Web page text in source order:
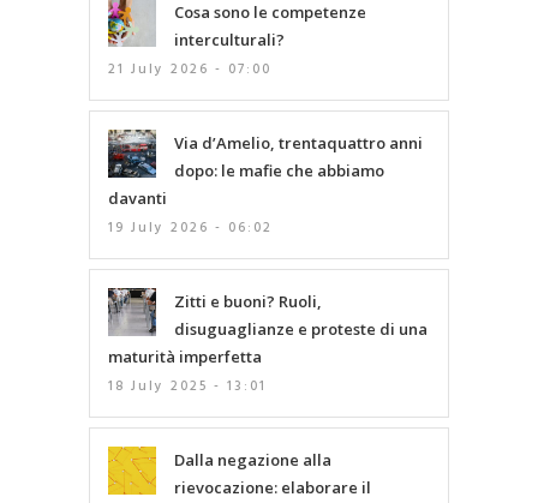
Cosa sono le competenze
interculturali?
21 July 2026 - 07:00
Via d’Amelio, trentaquattro anni
dopo: le mafie che abbiamo
davanti
19 July 2026 - 06:02
Zitti e buoni? Ruoli,
disuguaglianze e proteste di una
maturità imperfetta
18 July 2025 - 13:01
Dalla negazione alla
rievocazione: elaborare il